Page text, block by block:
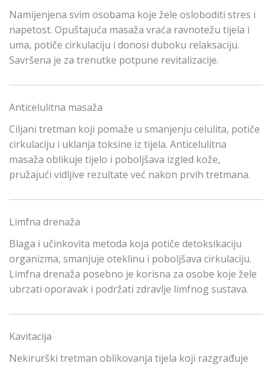
Namijenjena svim osobama koje žele osloboditi stres i
napetost. Opuštajuća masaža vraća ravnotežu tijela i
uma, potiče cirkulaciju i donosi duboku relaksaciju.
Savršena je za trenutke potpune revitalizacije.
Anticelulitna masaža
Ciljani tretman koji pomaže u smanjenju celulita, potiče
cirkulaciju i uklanja toksine iz tijela. Anticelulitna
masaža oblikuje tijelo i poboljšava izgled kože,
pružajući vidljive rezultate već nakon prvih tretmana.
Limfna drenaža
Blaga i učinkovita metoda koja potiče detoksikaciju
organizma, smanjuje oteklinu i poboljšava cirkulaciju.
Limfna drenaža posebno je korisna za osobe koje žele
ubrzati oporavak i podržati zdravlje limfnog sustava.
Kavitacija
Nekirurški tretman oblikovanja tijela koji razgrađuje